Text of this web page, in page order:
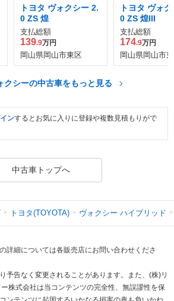
トヨタ ヴォクシー 2.
0 ZS 煌
支払総額
139.9万円
岡山県岡山市東区
トヨタ ヴォ
0 ZS 煌III
支払総額
174.9万円
岡山県岡山市
クシーの中古車をもっと見る
ンするとお気に入りに登録や複数見積もりがで
中古車トップへ
トヨタ(TOYOTA) ヴォクシー ハイブリッド
詳細については各販売店にお問い合わせくださ
予告なく変更されることがあります。また、(株)リ
株式会社は当コンテンツの完全性、無誤謬性を保